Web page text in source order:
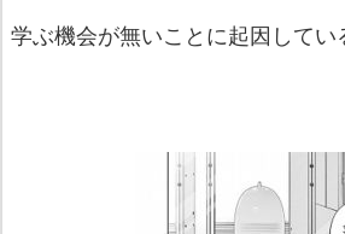
学ぶ機会が無いことに起因してい